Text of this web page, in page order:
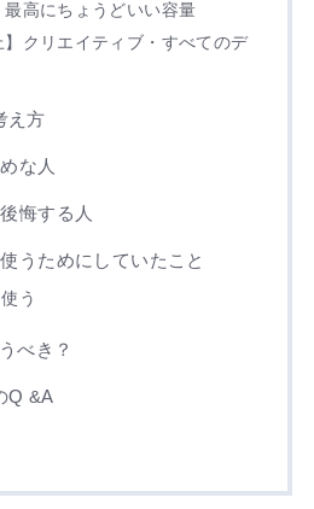
最高にちょうどいい容量
】クリエイティブ・すべてのデ
え方
な人
悔する人
うためにしていたこと
う
べき？
Q &A